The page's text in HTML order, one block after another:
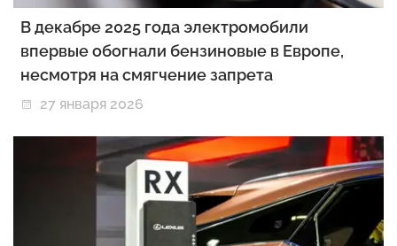
В декабре 2025 года электромобили
впервые обогнали бензиновые в Европе,
несмотря на смягчение запрета
27 января 2026